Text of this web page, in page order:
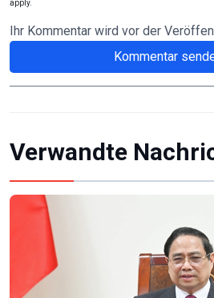
apply.
Ihr Kommentar wird vor der
Kommentar
Verwandte